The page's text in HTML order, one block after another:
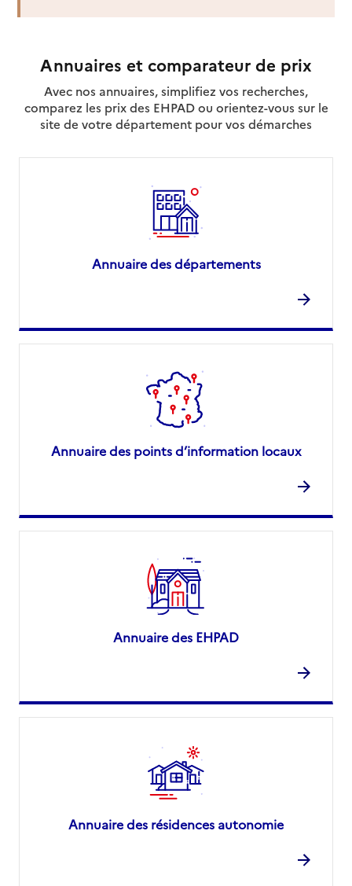
Annuaires et comparateur de prix
Avec nos annuaires, simplifiez vos recherches,
comparez les prix des EHPAD ou orientez-vous sur le
site de votre département pour vos démarches
Annuaire des départements
Annuaire des points d’information locaux
Annuaire des EHPAD
Annuaire des résidences autonomie